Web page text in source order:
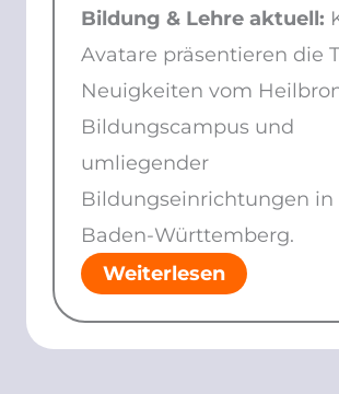
Bildung & Lehre aktuell:
Avatare präsentieren die
Neuigkeiten vom
Bildungscampus und
umliegender
Bildungseinrichtungen in
Baden-Württemberg.
Weiterlesen